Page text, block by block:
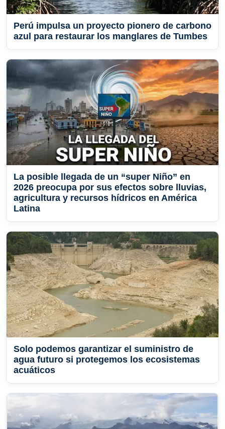
Perú impulsa un proyecto pionero de carbono
azul para restaurar los manglares de Tumbes
La posible llegada de un “super Niño” en
2026 preocupa por sus efectos sobre lluvias,
agricultura y recursos hídricos en América
Latina
Solo podemos garantizar el suministro de
agua futuro si protegemos los ecosistemas
acuáticos